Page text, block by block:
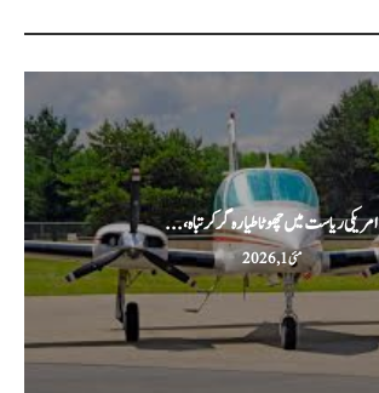
امریکی ریاست میں چھوٹا طیارہ گر کر تباہ،...
مئی 1, 2026